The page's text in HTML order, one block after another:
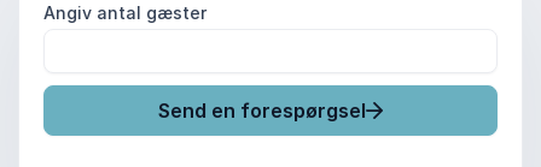
Angiv antal gæster
Send en forespørgsel